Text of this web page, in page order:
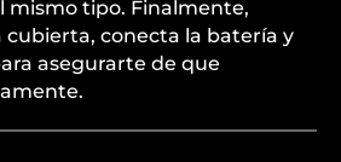
mismo tipo. Finalmente,
cubierta, conecta la batería y
asegurarte de que